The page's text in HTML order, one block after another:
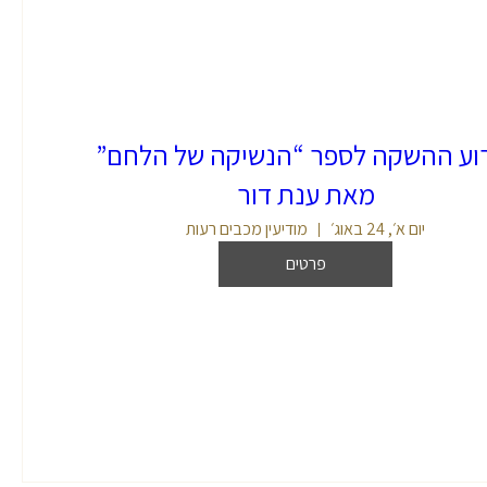
ההשקה לספר “הנשיקה של הלחם”
מאת ענת דור
יום א׳, 24 באוג׳
מודיעין מכבים רעות
פרטים